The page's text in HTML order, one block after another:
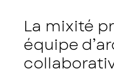
La mixité
équipe